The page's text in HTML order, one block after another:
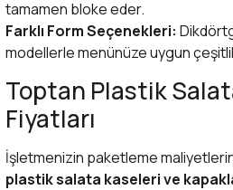
tamamen bloke eder.
Farklı Form Seçenekleri:
modellerle menünüze uygun
Toptan Plastik
Fiyatları
İşletmenizin paketleme
plastik salata kaseleri ve